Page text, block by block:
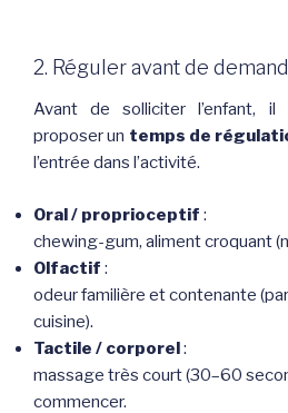
2. Réguler avant de
Avant de solliciter l’enfant,
proposer un temps de
l’entrée dans l’activité.
Oral / proprioceptif :
chewing-gum, aliment croquant
Olfactif :
odeur familière et contenante
cuisine).
Tactile / corporel:
massage très court (30–60
commencer.